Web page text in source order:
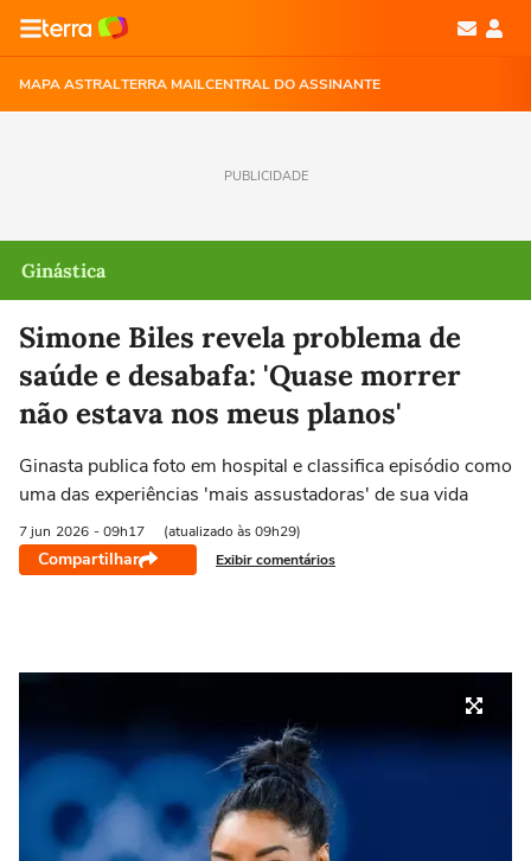
MAPA ASTRALTERRA MAILCENTRAL DO ASSINANTE
PUBLICIDADE
Ginástica
Simone Biles revela problema de
saúde e desabafa: 'Quase morrer
não estava nos meus planos'
Ginasta publica foto em hospital e classifica episódio como
uma das experiências 'mais assustadoras' de sua vida
7 jun 2026 - 09h17 (atualizado às 09h29)
Compartilhar Exibir comentários